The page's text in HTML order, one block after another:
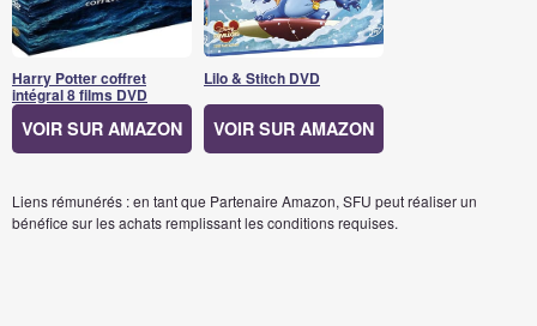
Harry Potter coffret
intégral 8 films DVD
VOIR SUR AMAZON
Lilo & Stitch DVD
VOIR SUR AMAZON
Liens rémunérés : en tant que Partenaire Amazon, SFU peut réaliser un
bénéfice sur les achats remplissant les conditions requises.